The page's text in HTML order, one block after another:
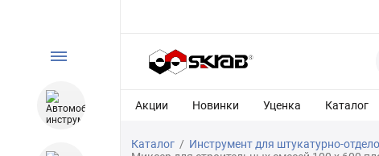
Акции Новинки Уценка Каталог
Каталог / Инструмент для штукатурно-